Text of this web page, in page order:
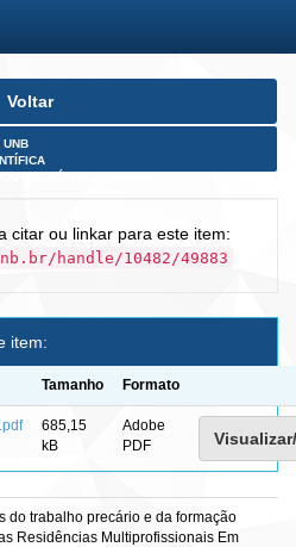
Voltar
UNB
citar ou linkar para este item:
handle/10482/49883
item:
Tamanho Formato
685,15
kB
Adobe
PDF
do trabalho precário e da formação
Residências Multiprofissionais Em